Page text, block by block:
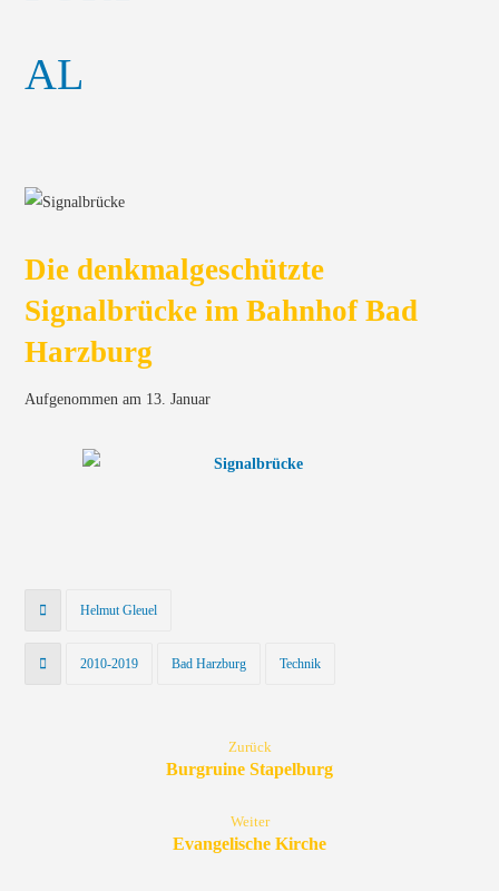
Die denkmalgeschützte
Signalbrücke im Bahnhof Bad
Harzburg
Aufgenommen am 13. Januar
Helmut Gleuel
2010-2019 Bad Harzburg Technik
Zurück
Burgruine Stapelburg
Weiter
Evangelische Kirche